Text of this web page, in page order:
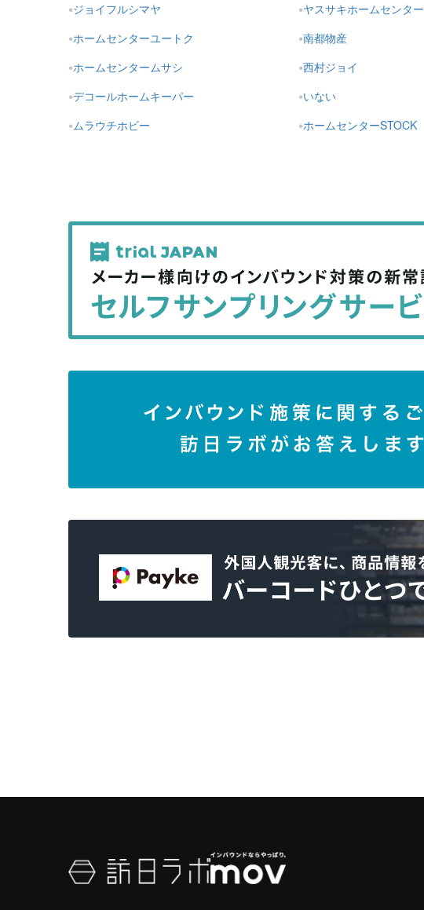
ジョイフルシマヤ
ヤスサキホームセンター
ホームセンターユートク
南都物産
ホームセンタームサシ
西村ジョイ
デコールホームキーパー
いない
ムラウチホビー
ホームセンターSTOCK